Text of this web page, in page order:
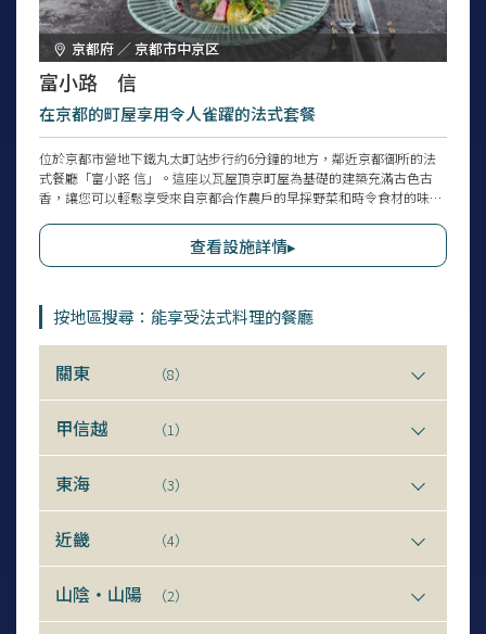
京都府 ／ 京都市中京区
富小路 信
在京都的町屋享用令人雀躍的法式套餐
位於京都市營地下鐵丸太町站步行約6分鐘的地方，鄰近京都御所的法
式餐廳「富小路 信」。這座以瓦屋頂京町屋為基礎的建築充滿古色古
香，讓您可以輕鬆享受來自京都合作農戶的早採野菜和時令食材的味
～」。還有適合小學低年級學生點單的牛排套餐，附有小點心和甜點，
有著迷你套餐的風格。還提供兩間包廂，適合慶生日、紀念日或家庭聚
查看設施詳情▸
按地區搜尋：能享受法式料理的餐廳
關東 （8）
甲信越 （1）
東海 （3）
近畿 （4）
山陰・山陽 （2）